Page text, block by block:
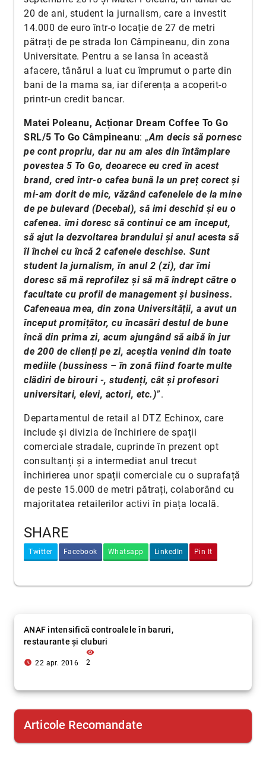
20 de ani, student la jurnalism, care a investit
14.000 de euro într-o locație de 27 de metri
pătrați de pe strada Ion Câmpineanu, din zona
Universitate. Pentru a se lansa în această
afacere, tânărul a luat cu împrumut o parte din
bani de la mama sa, iar diferența a acoperit-o
printr-un credit bancar.
Matei Poleanu, Acționar Dream Coffee To Go
SRL/5 To Go Câmpineanu: „Am decis să pornesc
pe cont propriu, dar nu am ales din întâmplare
povestea 5 To Go, deoarece eu cred în acest
brand, cred într-o cafea bună la un preț corect și
mi-am dorit de mic, văzând cafenelele de la mine
de pe bulevard (Decebal), să imi deschid și eu o
cafenea. îmi doresc să continui ce am început,
să ajut la dezvoltarea brandului și anul acesta să
îl închei cu încă 2 cafenele deschise. Sunt
student la jurnalism, în anul 2 (zi), dar îmi
doresc să mă reprofilez și să mă îndrept către o
facultate cu profil de management și business.
Cafeneaua mea, din zona Universității, a avut un
început promițător, cu încasări destul de bune
încă din prima zi, acum ajungând să aibă în jur
de 200 de clienți pe zi, aceștia venind din toate
mediile (bussiness – în zonă fiind foarte multe
clădiri de birouri -, studenți, cât și profesori
universitari, elevi, actori, etc.)”.
Departamentul de retail al DTZ Echinox, care
include și divizia de închiriere de spații
comerciale stradale, cuprinde în prezent opt
consultanți și a intermediat anul trecut
închirierea unor spații comerciale cu o suprafață
de peste 15.000 de metri pătrați, colaborând cu
majoritatea retailerilor activi în piața locală.
SHARE
Twitter Facebook Whatsapp LinkedIn Pin It
ANAF intensifică controalele în baruri,
restaurante și cluburi
access_time_filled 22 apr. 2016
visibility
2
Articole Recomandate